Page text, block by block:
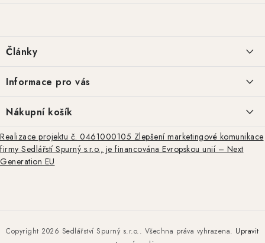
Články
Basketweave tooling: historie a regionální styly
výroba a praktické využití
Ražba, rytina a basket tooling – tradiční techniky zdobení kůže
Informace pro vás
Jak nakupovat
Podmínky ochrany osobních údajů
Nákupní košík
0KS /0 KČ
Realizace projektu č. 0461000105 Zlepšení marketingové komunikace
firmy Sedlářstí Spurný s.r.o., je financována Evropskou unií – Next
Generation EU
Copyright 2026 Sedlářství Spurný s.r.o.. Všechna práva vyhrazena. Upravit